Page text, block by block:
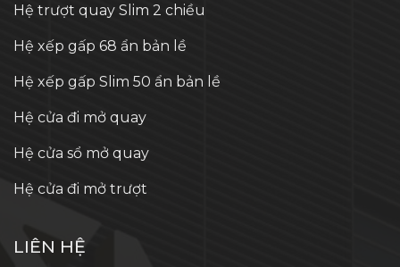
Hệ trượt quay Slim 2 chiều
Hệ xếp gấp 68 ẩn bản lề
Hệ xếp gấp Slim 50 ẩn bản lề
Hệ cửa đi mở quay
Hệ cửa sổ mở quay
Hệ cửa đi mở trượt
LIÊN HỆ